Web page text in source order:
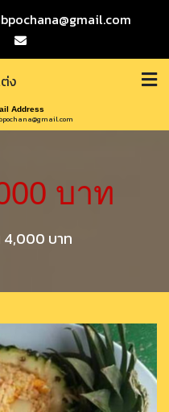
ง
Address
บาท
4,000 บาท